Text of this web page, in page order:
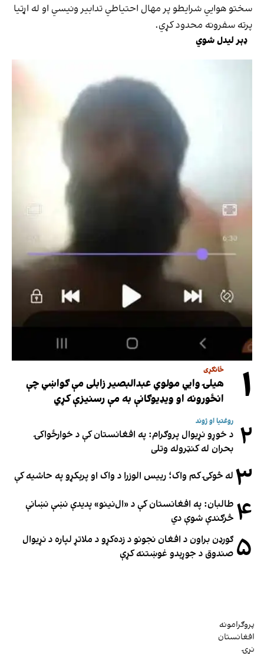
سختو هوايي شرایطو پر مهال احتیاطي تدابیر ونیسي او له اړتیا
پرته سفرونه محدود کړي.
ډېر لیدل شوي
۱ ځانګړی
هیلۍ وایي مولوي عبدالبصیر زابلی مې ګواښي چې
انځورونه او ویډیوګانې به مې رسنیزې کړي
۲ روغتیا او ژوند
د خوړو نړیوال پروګرام: په افغانستان کې د خوارځواکۍ
بحران له کنټروله وتلی
۳ له څوکۍ کم واک؛ رییس الوزرا د واک او پرېکړو په حاشیه کې
۴ طالبان: په افغانستان کې د «ال‌نینو» پدیدې نښې نښانې
څرګندې شوې دي
۵ ګورډن براون د افغان نجونو د زده‌کړو د ملاتړ لپاره د نړیوال
صندوق د جوړېدو غوښتنه کړې
پروګرامونه
افغانستان
نړۍ